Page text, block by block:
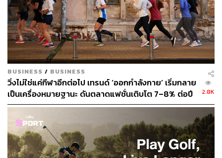
BUSINESS / BUSINESS
วิ่งไม่ใช่แค่กีฬาอีกต่อไป เทรนด์ ‘ออกกำลังกาย’ เริ่มกลาย
เป็นเครื่องหมายฐานะ ดันตลาดแฟชั่นเติบโต 7–8% ต่อปี
2.8K